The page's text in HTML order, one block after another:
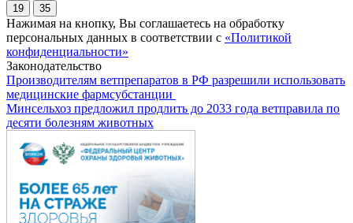
19 35
Нажимая на кнопку, Вы соглашаетесь на обработку
персональных данных в соответствии с «Политикой
конфиденциальности»
Законодательство
Производителям ветпрепаратов в РФ разрешили использовать
медицинские фармсубстанции
Минсельхоз предложил продлить до 2033 года ветправила по
десяти болезням животных